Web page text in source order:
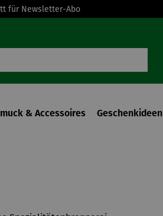
für Newsletter-Abo
& Accessoires Geschenkideen